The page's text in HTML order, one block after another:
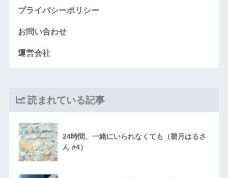
プライバシーポリシー
お問い合わせ
運営会社
読まれている記事
24時間、一緒にいられなくても（碧月はるさ
ん #4）